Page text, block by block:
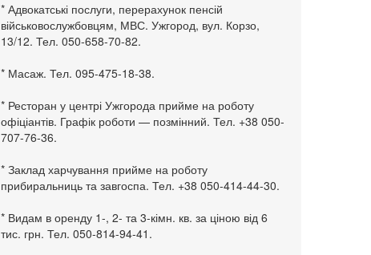
* Адвокатські послуги, перерахунок пенсій
військовослужбовцям, МВС. Ужгород, вул. Корзо,
13/12. Тел. 050-658-70-82.
* Масаж. Тел. 095-475-18-38.
* Ресторан у центрі Ужгорода прийме на роботу
офіціантів. Графік роботи — позмінний. Тел. +38 050-
707-76-36.
* Заклад харчування прийме на роботу
прибиральниць та завгоспа. Тел. +38 050-414-44-30.
* Видам в оренду 1-, 2- та 3-кімн. кв. за ціною від 6
тис. грн. Тел. 050-814-94-41.